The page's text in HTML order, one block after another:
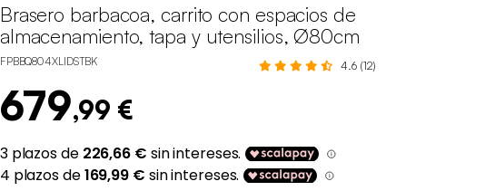
Brasero barbacoa, carrito con espacios de
almacenamiento, tapa y utensilios, Ø80cm
FPBBQ804XLIDSTBK 4.6 (12)
679,99 €